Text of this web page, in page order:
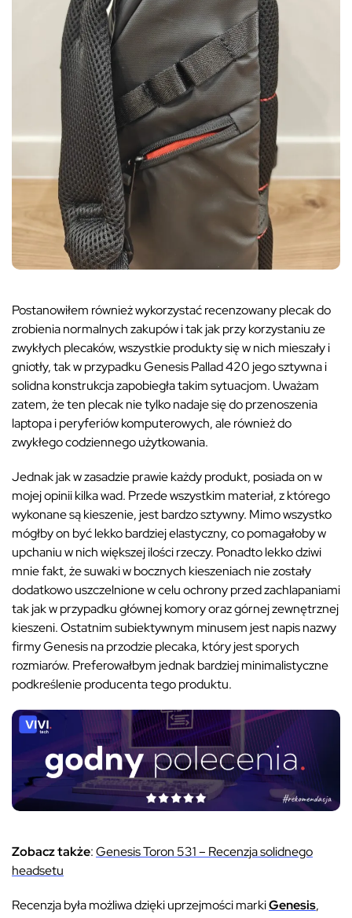
Postanowiłem również wykorzystać recenzowany plecak do
zrobienia normalnych zakupów i tak jak przy korzystaniu ze
zwykłych plecaków, wszystkie produkty się w nich mieszały i
gniotły, tak w przypadku Genesis Pallad 420 jego sztywna i
solidna konstrukcja zapobiegła takim sytuacjom. Uważam
zatem, że ten plecak nie tylko nadaje się do przenoszenia
laptopa i peryferiów komputerowych, ale również do
zwykłego codziennego użytkowania.
Jednak jak w zasadzie prawie każdy produkt, posiada on w
mojej opinii kilka wad. Przede wszystkim materiał, z którego
wykonane są kieszenie, jest bardzo sztywny. Mimo wszystko
mógłby on być lekko bardziej elastyczny, co pomagałoby w
upchaniu w nich większej ilości rzeczy. Ponadto lekko dziwi
mnie fakt, że suwaki w bocznych kieszeniach nie zostały
dodatkowo uszczelnione w celu ochrony przed zachlapaniami
tak jak w przypadku głównej komory oraz górnej zewnętrznej
kieszeni. Ostatnim subiektywnym minusem jest napis nazwy
firmy Genesis na przodzie plecaka, który jest sporych
rozmiarów. Preferowałbym jednak bardziej minimalistyczne
podkreślenie producenta tego produktu.
Zobacz także:Genesis Toron 531 – Recenzja solidnego
headsetu
Recenzja była możliwa dzięki uprzejmości markiGenesis,